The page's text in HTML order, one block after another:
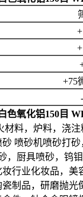
+75
色氧化铝150目
材料，炉料，浇
砂 喷砂机喷砂打
，厨具喷砂，钨
妆行业化妆品，美
瓷制品，研磨抛光